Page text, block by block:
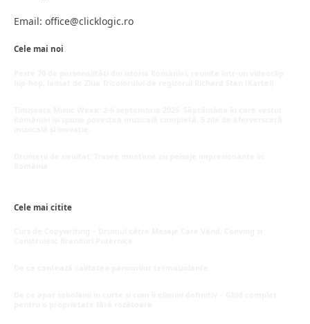
Email: office@clicklogic.ro
Cele mai noi
Cele mai citite